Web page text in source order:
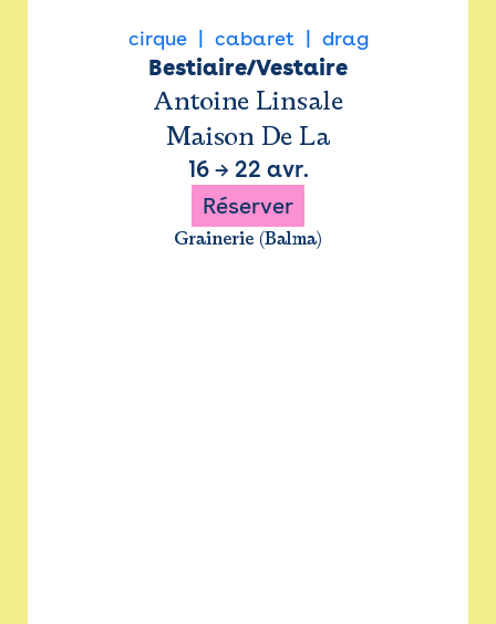
cirque cabaret drag
Bestiaire/Vestaire
Antoine Linsale
Maison De La
16→ 22 avr.
Réserver
Grainerie (Balma)